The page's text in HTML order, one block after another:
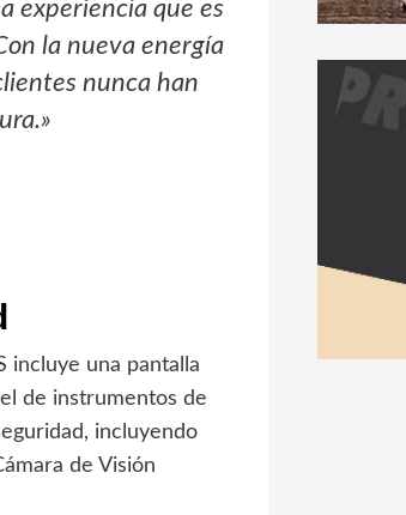
experiencia que es
la nueva energía
nunca han
incluye una pantalla
de instrumentos de
incluyendo
de Visión